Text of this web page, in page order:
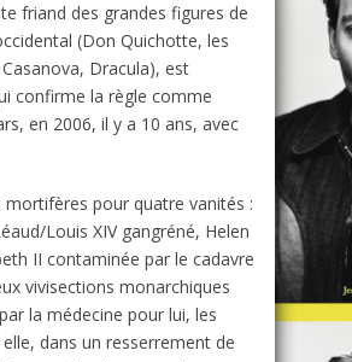
friand des grandes figures de
(Don Quichotte, les
Dracula), est
confirme la règle comme
en 2006, il y a 10 ans, avec
mortifères pour quatre vanités :
Louis XIV gangréné, Helen
II contaminée par le cadavre
vivisections monarchiques
la médecine pour lui, les
dans un resserrement de